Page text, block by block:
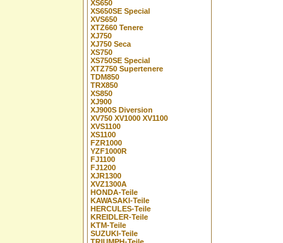
XS650
XS650SE Special
XVS650
XTZ660 Tenere
XJ750
XJ750 Seca
XS750
XS750SE Special
XTZ750 Supertenere
TDM850
TRX850
XS850
XJ900
XJ900S Diversion
XV750 XV1000 XV1100
XVS1100
XS1100
FZR1000
YZF1000R
FJ1100
FJ1200
XJR1300
XVZ1300A
HONDA-Teile
KAWASAKI-Teile
HERCULES-Teile
KREIDLER-Teile
KTM-Teile
SUZUKI-Teile